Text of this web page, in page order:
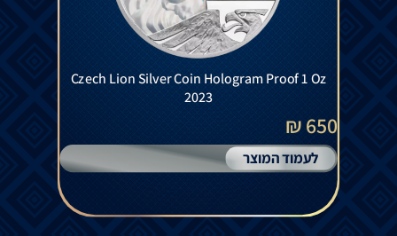
Czech Lion Silver Coin Hologram Proof 1 Oz
2023
650 ₪
לעמוד המוצר